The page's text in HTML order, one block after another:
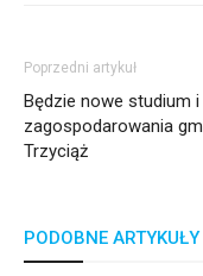
Poprzedni artykuł
Będzie nowe studium i
zagospodarowania
Trzyciąż
PODOBNE ARTYKUŁY